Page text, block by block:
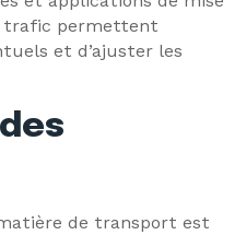
trafic permettent
et d’ajuster les
de transport est